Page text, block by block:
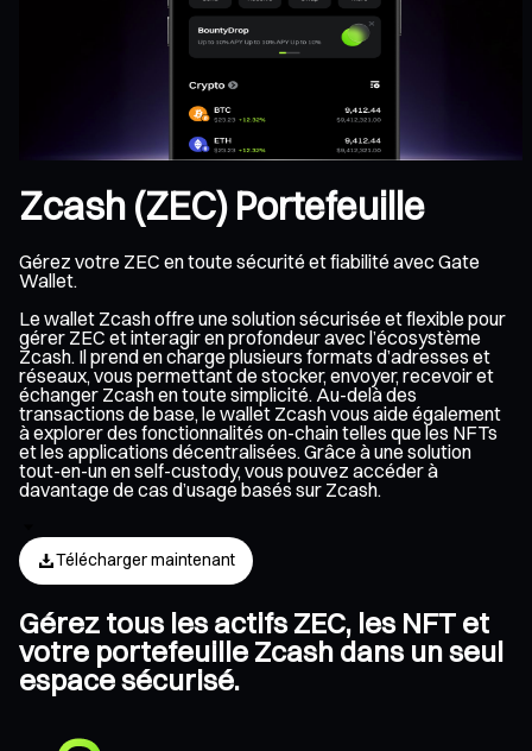
Zcash (ZEC) Portefeuille
Gérez votre ZEC en toute sécurité et fiabilité avec Gate
Wallet.
Le wallet Zcash offre une solution sécurisée et flexible pour
gérer ZEC et interagir en profondeur avec l’écosystème
Zcash. Il prend en charge plusieurs formats d’adresses et
réseaux, vous permettant de stocker, envoyer, recevoir et
échanger Zcash en toute simplicité. Au-delà des
transactions de base, le wallet Zcash vous aide également
à explorer des fonctionnalités on-chain telles que les NFTs
et les applications décentralisées. Grâce à une solution
tout-en-un en self-custody, vous pouvez accéder à
davantage de cas d’usage basés sur Zcash.
Télécharger maintenant
Gérez tous les actifs ZEC, les NFT et
votre portefeuille Zcash dans un seul
espace sécurisé.